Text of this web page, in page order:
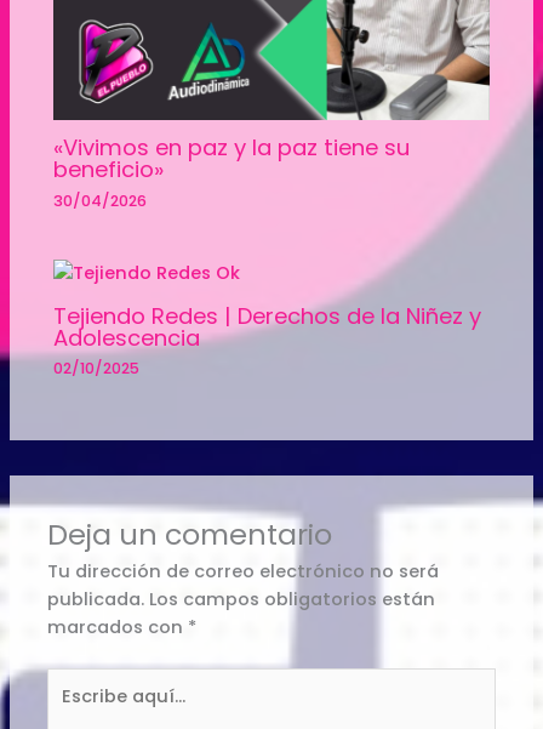
«Vivimos en paz y la paz tiene su
beneficio»
30/04/2026
Tejiendo Redes | Derechos de la Niñez y
Adolescencia
02/10/2025
Deja un comentario
Tu dirección de correo electrónico no será
publicada. Los campos obligatorios están
marcados con *
aquí...